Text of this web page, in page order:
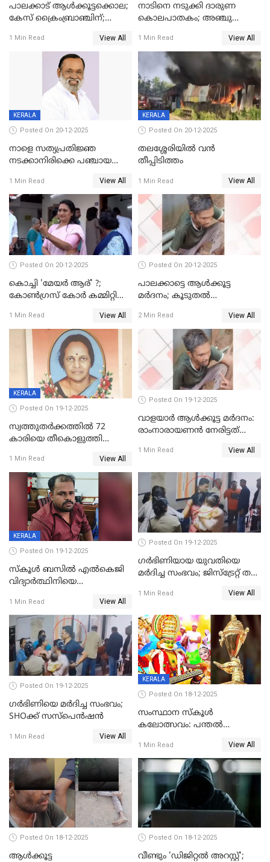
പാലക്കാട് ആൾക്കൂട്ടക്കൊല;
കേസ് ക്രൈംബ്രാഞ്ചിന്;
അന്വേഷിക്കും
1 Min Read View All
നാടിനെ നടുക്കി ദാരുണ
കൊലപാതകം; അഞ്ചു
കഴുത്തുഞെരിച്ച് കൊന്നു
1 Min Read View All
KERALA
Posted On 20-12-2025
നാളെ സത്യപ്രതിജ്ഞ
നടക്കാനിരിക്കെ പഞ്ചായത്ത്
1 Min Read View All
KERALA
Posted On 20-12-2025
തലശ്ശേരിയിൽ വൻ
തീപ്പിടിത്തം
1 Min Read View All
Posted On 20-12-2025
കൊച്ചി 'മേയർ ആര്' ?;
കോണ്‍ഗ്രസ് കോര്‍ കമ്മിറ്റി
1 Min Read View All
Posted On 20-12-2025
പാലക്കാട്ടെ ആള്‍ക്കൂട്ട
മര്‍ദനം; കൂടുതല്‍
അംഗ സംഘമെന്ന് വിവരം
2 Min Read View All
KERALA
Posted On 19-12-2025
സ്വത്തുതര്‍ക്കത്തില്‍ 72
കാരിയെ തീകൊളുത്തി
ക്രൂരകൊലപാതകത്തില്‍
സഹോദരിപുത്രന് ജീവപര്യന്തം
1 Min Read View All
Posted On 19-12-2025
വാളയാർ ആൾക്കൂട്ട മർദനം:
രാംനാരായണൻ നേരിട്ടത്
നാൽപ്പതിലേറെ
റിപ്പോർട്ട്
1 Min Read View All
KERALA
Posted On 19-12-2025
സ്കൂൾ ബസിൽ എൽകെജി
വിദ്യാര്‍ത്ഥിനിയെ
ക്ലീനര്‍ പിടിയിൽ
1 Min Read View All
Posted On 19-12-2025
ഗര്‍ഭിണിയായ യുവതിയെ
മര്‍ദിച്ച സംഭവം; ജിസ്‌ട്രേറ്റ് തല
യുവതി
1 Min Read View All
Posted On 19-12-2025
ഗര്‍ഭിണിയെ മർദിച്ച സംഭവം;
SHOക്ക് സസ്പെൻഷൻ
1 Min Read View All
KERALA
Posted On 18-12-2025
സംസ്ഥാന സ്കൂൾ
കലോത്സവം: പന്തൽ
1 Min Read View All
Posted On 18-12-2025
ആൾക്കൂട്ട
Posted On 18-12-2025
വീണ്ടും 'ഡിജിറ്റല്‍ അറസ്റ്റ്';